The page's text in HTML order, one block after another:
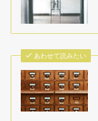
あわせて読みたい